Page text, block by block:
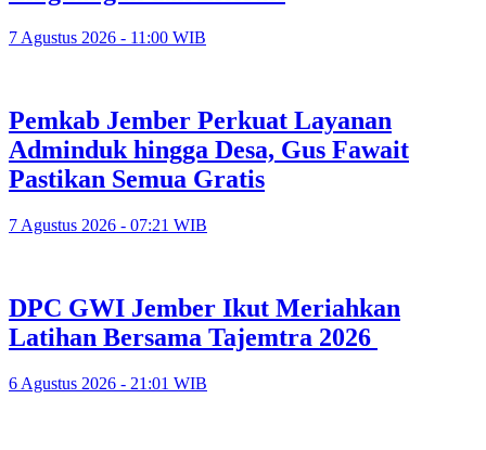
7 Agustus 2026 - 11:00 WIB
Pemkab Jember Perkuat Layanan
Adminduk hingga Desa, Gus Fawait
Pastikan Semua Gratis
7 Agustus 2026 - 07:21 WIB
DPC GWI Jember Ikut Meriahkan
Latihan Bersama Tajemtra 2026
6 Agustus 2026 - 21:01 WIB